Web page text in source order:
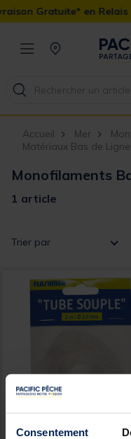
Consentement
Gratuite* en Relais
Accueil Mer
Matériaux Bas de Ligne
Monofilaments
1 article
Trier par